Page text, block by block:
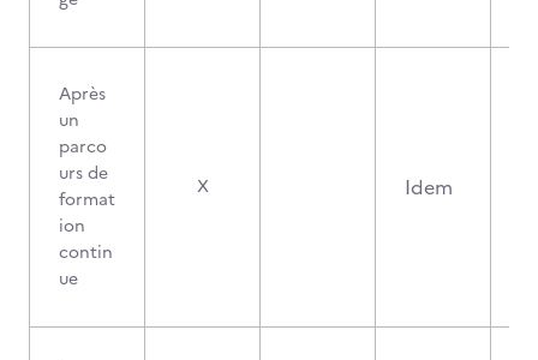
Après
un
parco
urs de
format
ion
contin
ue
X Idem